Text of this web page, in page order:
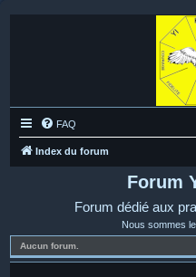
FAQ
Index du forum
Forum
Forum dédié aux
Nous sommes
Aucun forum.